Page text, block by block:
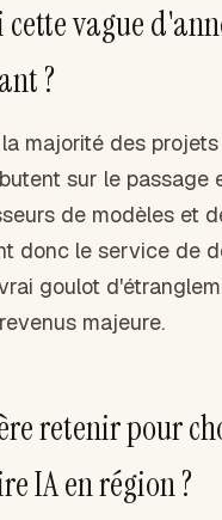
vague
?
majorité des
sur le passage
de modèles et
donc le service de
goulot
majeure.
retenir pour
IA en région ?